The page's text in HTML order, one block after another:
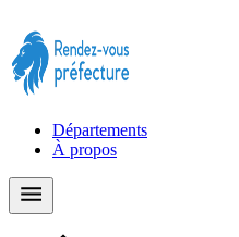
Départements
À propos